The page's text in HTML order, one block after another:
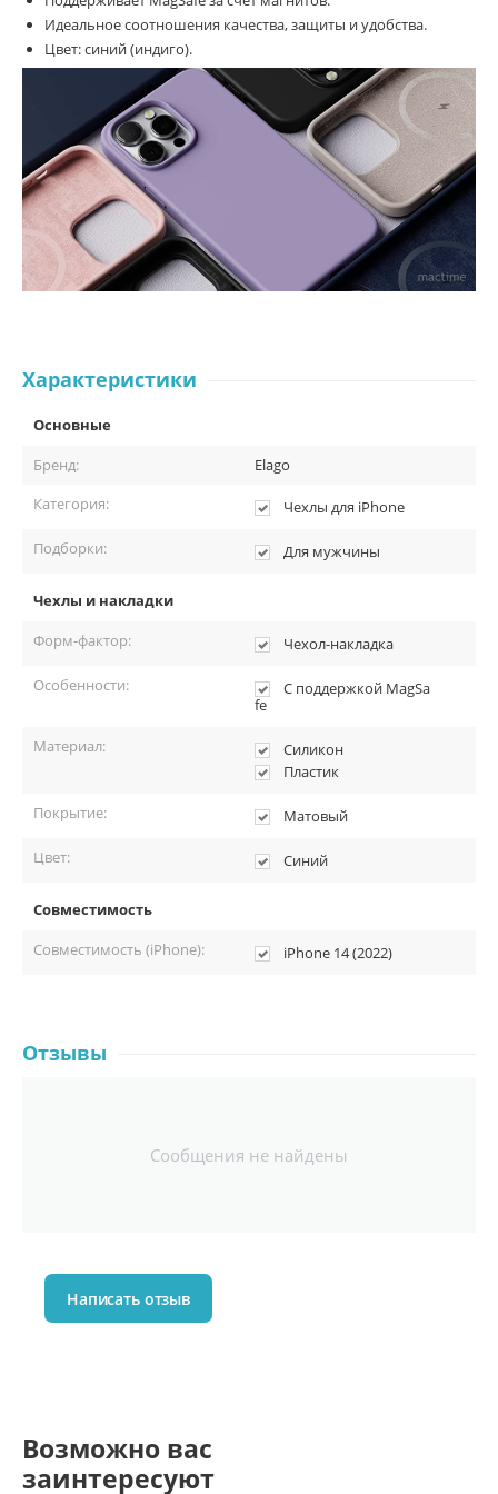
Идеальное соотношения качества, защиты и удобства.
Цвет: синий (индиго).
Характеристики
Основные
Бренд:
Elago
Категория:
Чехлы для iPhone
Подборки: Для мужчины
Чехлы и накладки
Форм-фактор:
Чехол-накладка
Особенности:
С поддержкой MagSa
fe
Материал:
Силикон
Пластик
Покрытие: Матовый
Цвет: Синий
Совместимость
Совместимость (iPhone):
iPhone 14 (2022)
Отзывы
Сообщения не найдены
Написать отзыв
Возможно вас
заинтересуют